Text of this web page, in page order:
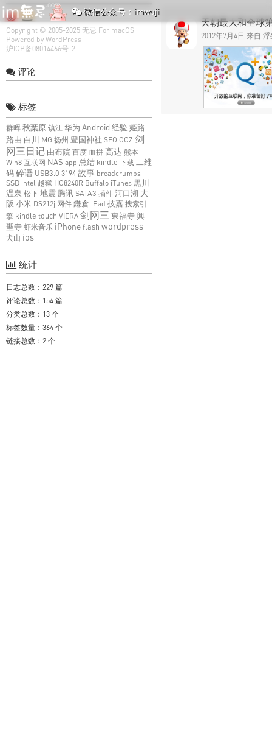
微信公众号：imwuji
天朝最大和全球
2012年7月4日 来自 浮
Copyright © 2005-2025 无忌 For macOS
Powered by WordPress
沪ICP备08014466号-2
评论
标签
群晖 秋葉原 镇江 华为 Android 经验 姫路
路由 白川 MG 扬州 豊国神社 SEO OCZ 剑
网三日记 由布院 百度 血拼 高达 熊本
Win8 互联网 NAS app 总结 kindle 下载 二维
码 碎语 USB3.0 3194 故事 breadcrumbs
SSD intel 越狱 HG8240R Buffalo iTunes 黒川
温泉 松下 地震 腾讯 SATA3 插件 河口湖 大
阪 小米 DS212j 网件 鎌倉 iPad 技嘉 搜索引
擎 kindle touch VIERA 剑网三 東福寺 興
聖寺 虾米音乐 iPhone flash wordpress
犬山 ios
统计
日志总数：229 篇
评论总数：154 篇
分类总数：13 个
标签数量：364 个
链接总数：2 个